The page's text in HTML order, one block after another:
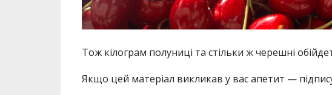
Тож кілограм полуниці та стільки ж черешні
Якщо цей матеріал викликав у вас апетит —